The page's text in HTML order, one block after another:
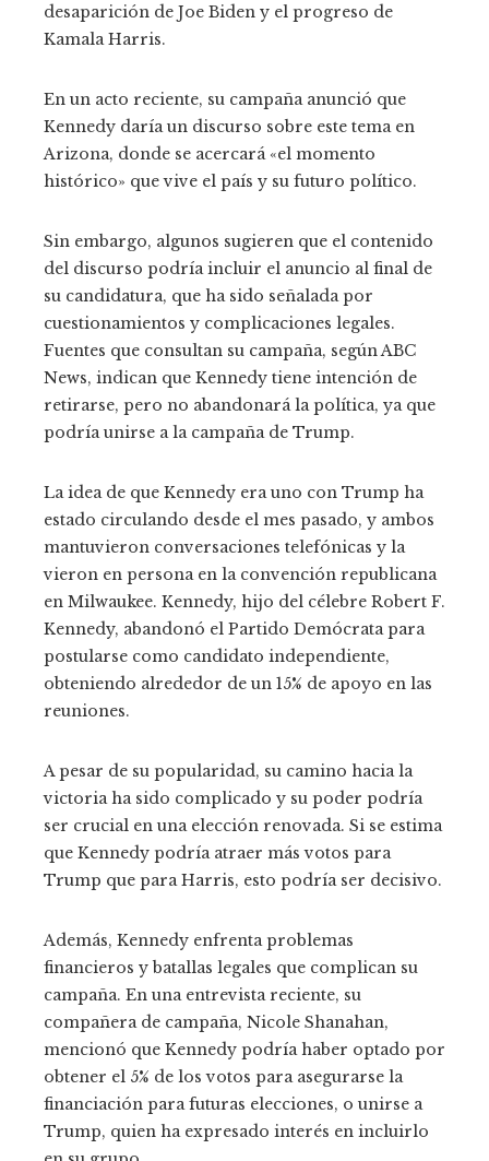
desaparición de Joe Biden y el progreso de
Kamala Harris.
En un acto reciente, su campaña anunció que
Kennedy daría un discurso sobre este tema en
Arizona, donde se acercará «el momento
histórico» que vive el país y su futuro político.
Sin embargo, algunos sugieren que el contenido
del discurso podría incluir el anuncio al final de
su candidatura, que ha sido señalada por
cuestionamientos y complicaciones legales.
Fuentes que consultan su campaña, según ABC
News, indican que Kennedy tiene intención de
retirarse, pero no abandonará la política, ya que
podría unirse a la campaña de Trump.
La idea de que Kennedy era uno con Trump ha
estado circulando desde el mes pasado, y ambos
mantuvieron conversaciones telefónicas y la
vieron en persona en la convención republicana
en Milwaukee. Kennedy, hijo del célebre Robert F.
Kennedy, abandonó el Partido Demócrata para
postularse como candidato independiente,
obteniendo alrededor de un 15% de apoyo en las
reuniones.
A pesar de su popularidad, su camino hacia la
victoria ha sido complicado y su poder podría
ser crucial en una elección renovada. Si se estima
que Kennedy podría atraer más votos para
Trump que para Harris, esto podría ser decisivo.
Además, Kennedy enfrenta problemas
financieros y batallas legales que complican su
campaña. En una entrevista reciente, su
compañera de campaña, Nicole Shanahan,
mencionó que Kennedy podría haber optado por
obtener el 5% de los votos para asegurarse la
financiación para futuras elecciones, o unirse a
Trump, quien ha expresado interés en incluirlo